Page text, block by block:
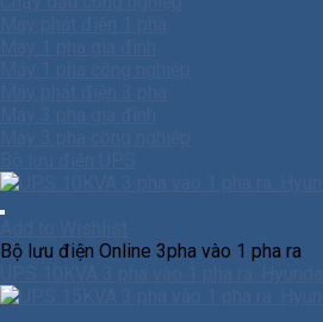
Bộ lưu điện Online 3pha vào 1 pha ra